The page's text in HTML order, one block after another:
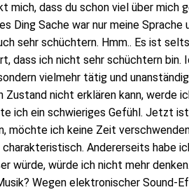
mich, dass du schon viel über mich
Ding Sache war nur meine Sprache
sehr schüchtern. Hmm.. Es ist
dass ich nicht sehr schüchtern bin.
vielmehr tätig und unanständig
Zustand nicht erklären kann, werde
ich ein schwieriges Gefühl. Jetzt ist
, möchte ich keine Zeit
charakteristisch. Andererseits habe
würde, würde ich nicht mehr
Wegen elektronischer Sound-